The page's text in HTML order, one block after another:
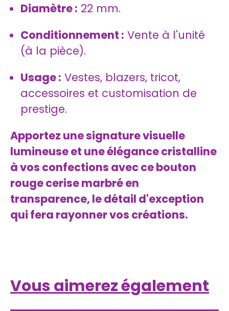
Diamètre : 22 mm.
Conditionnement : Vente à l'unité
(à la pièce).
Usage : Vestes, blazers, tricot,
accessoires et customisation de
prestige.
Apportez une signature visuelle
lumineuse et une élégance cristalline
à vos confections avec ce bouton
rouge cerise marbré en
transparence, le détail d'exception
qui fera rayonner vos créations.
Vous aimerez également